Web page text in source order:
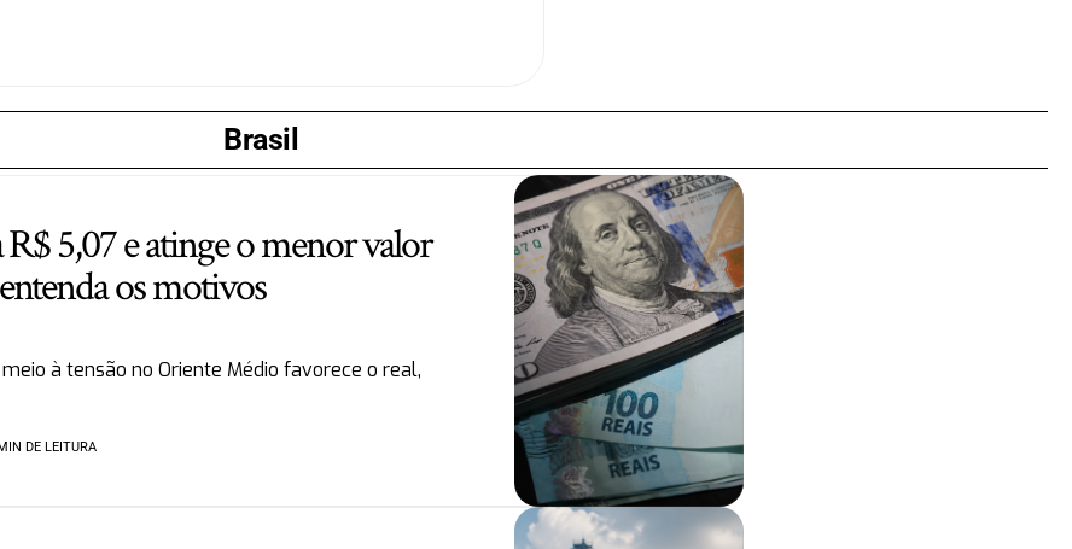
Brasil
5,07 e atinge o menor valor
os motivos
à tensão no Oriente Médio favorece o real,
DE LEITURA